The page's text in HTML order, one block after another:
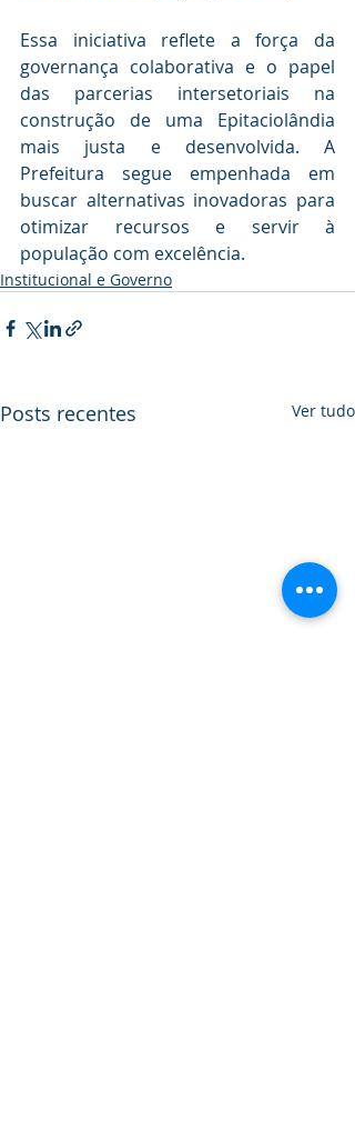
Essa iniciativa reflete a força da
governança colaborativa e o papel
das parcerias intersetoriais na
construção de uma Epitaciolândia
mais justa e desenvolvida. A
Prefeitura segue empenhada em
buscar alternativas inovadoras para
otimizar recursos e servir à
população com excelência.
Institucional e Governo
Posts recentes Ver tudo